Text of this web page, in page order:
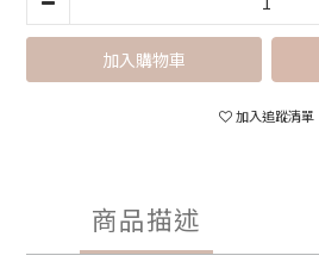
加入購物車
加入追蹤清單
商品描述